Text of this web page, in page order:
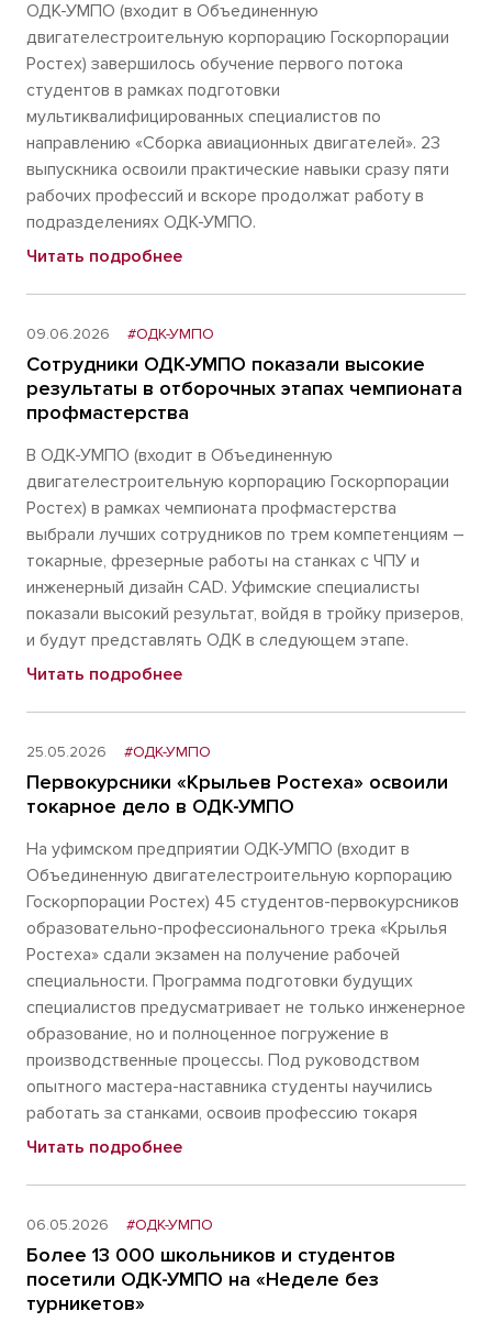
ОДК-УМПО (входит в Объединенную
двигателестроительную корпорацию Госкорпорации
Ростех) завершилось обучение первого потока
студентов в рамках подготовки
мультиквалифицированных специалистов по
направлению «Сборка авиационных двигателей». 23
выпускника освоили практические навыки сразу пяти
рабочих профессий и вскоре продолжат работу в
подразделениях ОДК-УМПО.
Читать подробнее
09.06.2026 #ОДК-УМПО
Сотрудники ОДК-УМПО показали высокие
результаты в отборочных этапах чемпионата
профмастерства
В ОДК-УМПО (входит в Объединенную
двигателестроительную корпорацию Госкорпорации
Ростех) в рамках чемпионата профмастерства
выбрали лучших сотрудников по трем компетенциям –
токарные, фрезерные работы на станках с ЧПУ и
инженерный дизайн CAD. Уфимские специалисты
показали высокий результат, войдя в тройку призеров,
и будут представлять ОДК в следующем этапе.
Читать подробнее
25.05.2026 #ОДК-УМПО
Первокурсники «Крыльев Ростеха» освоили
токарное дело в ОДК-УМПО
На уфимском предприятии ОДК-УМПО (входит в
Объединенную двигателестроительную корпорацию
Госкорпорации Ростех) 45 студентов-первокурсников
образовательно-профессионального трека «Крылья
Ростеха» сдали экзамен на получение рабочей
специальности. Программа подготовки будущих
специалистов предусматривает не только инженерное
образование, но и полноценное погружение в
производственные процессы. Под руководством
опытного мастера-наставника студенты научились
работать за станками, освоив профессию токаря
Читать подробнее
06.05.2026 #ОДК-УМПО
Более 13 000 школьников и студентов
посетили ОДК-УМПО на «Неделе без
турникетов»